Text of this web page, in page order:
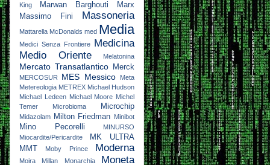
King
Marwan Barghouti
Marx
Massimo Fini
Massoneria
Mattarella McDonalds med Media
Medici Senza Frontiere Medicina
Medio Oriente
Melatonina
Mercato Transatlantico Merck
MERCOSUR MES Messico
Meta
Metereologia METREX Michael Hudson
Michael Ledeen Michael Moore Michel
Temer
Microbioma Microchip
Midazolam Milton Friedman Minibot
Mino Pecorelli
MINURSO
Miocardite/Pericardite
MK ULTRA
MMT
Moby Prince Moderna
Moira Millan Monarchia Moneta